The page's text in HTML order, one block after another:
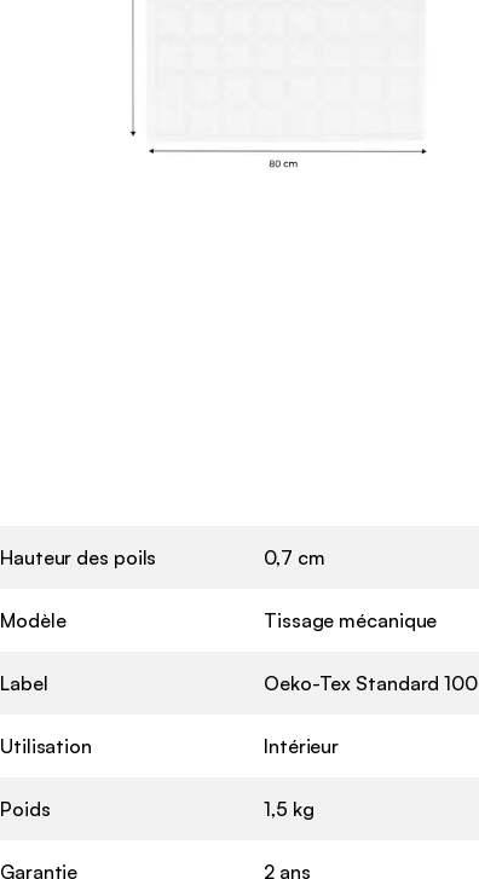
Hauteur des poils 0,7 cm
Modèle Tissage mécanique
Label Oeko-Tex Standard 100
Utilisation Intérieur
Poids 1,5 kg
Garantie 2 ans